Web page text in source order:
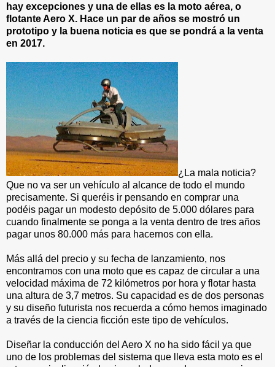
hay excepciones y una de ellas es la moto aérea, o
flotante Aero X. Hace un par de años se mostró un
prototipo y la buena noticia es que se pondrá a la venta
en 2017.
¿La mala noticia?
Que no va ser un vehículo al alcance de todo el mundo
precisamente. Si queréis ir pensando en comprar una
podéis pagar un modesto depósito de 5.000 dólares para
cuando finalmente se ponga a la venta dentro de tres años
pagar unos 80.000 más para hacernos con ella.
Más allá del precio y su fecha de lanzamiento, nos
encontramos con una moto que es capaz de circular a una
velocidad máxima de 72 kilómetros por hora y flotar hasta
una altura de 3,7 metros. Su capacidad es de dos personas
y su diseño futurista nos recuerda a cómo hemos imaginado
a través de la ciencia ficción este tipo de vehículos.
Diseñar la conducción del Aero X no ha sido fácil ya que
uno de los problemas del sistema que lleva esta moto es el